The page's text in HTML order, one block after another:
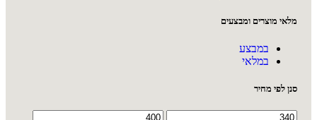
מלאי מוצרים ומבצעים
במבצע
במלאי
סנן לפי מחיר